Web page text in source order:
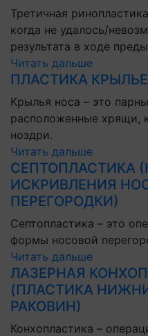
Третичная
когда не удалось/
результата в ходе
Читать дальше
ПЛАСТИКА
Крылья носа – это
расположенные хрящи,
ноздри.
Читать дальше
СЕПТОПЛАСТИКА
ИСКРИВЛЕНИЯ
ПЕРЕГОРОДКИ)
Септопластика – это
формы носовой
Читать дальше
ЛАЗЕРНАЯ
(ПЛАСТИКА
РАКОВИН)
Конхопластика –